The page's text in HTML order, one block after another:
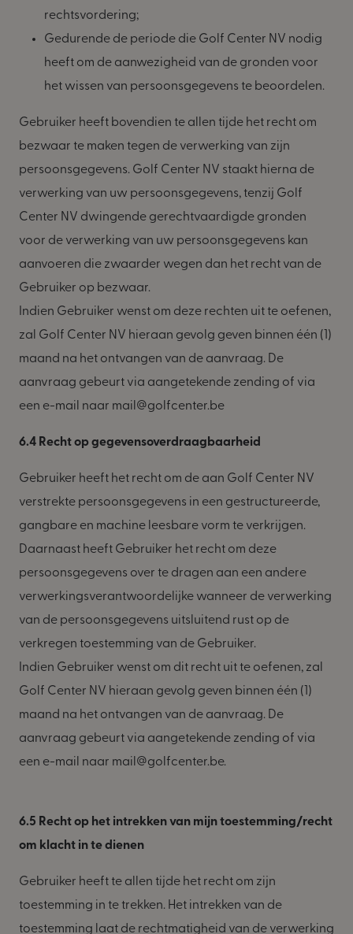
rechtsvordering;
Gedurende de periode die Golf Center NV nodig
heeft om de aanwezigheid van de gronden voor
het wissen van persoonsgegevens te beoordelen.
Gebruiker heeft bovendien te allen tijde het recht om
bezwaar te maken tegen de verwerking van zijn
persoonsgegevens. Golf Center NV staakt hierna de
verwerking van uw persoonsgegevens, tenzij Golf
Center NV dwingende gerechtvaardigde gronden
voor de verwerking van uw persoonsgegevens kan
aanvoeren die zwaarder wegen dan het recht van de
Gebruiker op bezwaar.
Indien Gebruiker wenst om deze rechten uit te oefenen,
zal Golf Center NV hieraan gevolg geven binnen één (1)
maand na het ontvangen van de aanvraag. De
aanvraag gebeurt via aangetekende zending of via
een e-mail naar mail@golfcenter.be
6.4 Recht op gegevensoverdraagbaarheid
Gebruiker heeft het recht om de aan Golf Center NV
verstrekte persoonsgegevens in een gestructureerde,
gangbare en machine leesbare vorm te verkrijgen.
Daarnaast heeft Gebruiker het recht om deze
persoonsgegevens over te dragen aan een andere
verwerkingsverantwoordelijke wanneer de verwerking
van de persoonsgegevens uitsluitend rust op de
verkregen toestemming van de Gebruiker.
Indien Gebruiker wenst om dit recht uit te oefenen, zal
Golf Center NV hieraan gevolg geven binnen één (1)
maand na het ontvangen van de aanvraag. De
aanvraag gebeurt via aangetekende zending of via
een e-mail naar mail@golfcenter.be.
6.5 Recht op het intrekken van mijn toestemming/recht
om klacht in te dienen
Gebruiker heeft te allen tijde het recht om zijn
toestemming in te trekken. Het intrekken van de
toestemming laat de rechtmatigheid van de verwerking